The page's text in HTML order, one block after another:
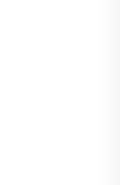
Imóveis
de
e
A Lares e